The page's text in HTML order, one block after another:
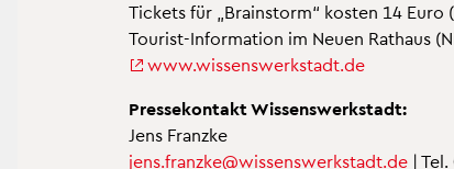
Ti­ckets für „Brain­storm“ kos­ten 14
Tou­rist-In­for­ma­ti­on im Neuen Rat­haus
www.​wis​sens​werk​stad​t.​de
Pres­se­kon­takt Wis­sens­werk­stadt:
Jens Franz­ke
jens.​franzke@​wis​sens​werk​stad​t.​de |